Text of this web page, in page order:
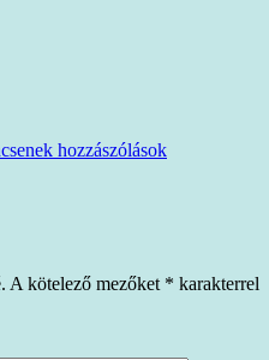
hozzászólások
A kötelező mezőket * karakterrel